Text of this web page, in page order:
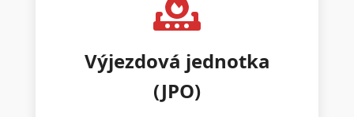
Výjezdová jednotka
(JPO)